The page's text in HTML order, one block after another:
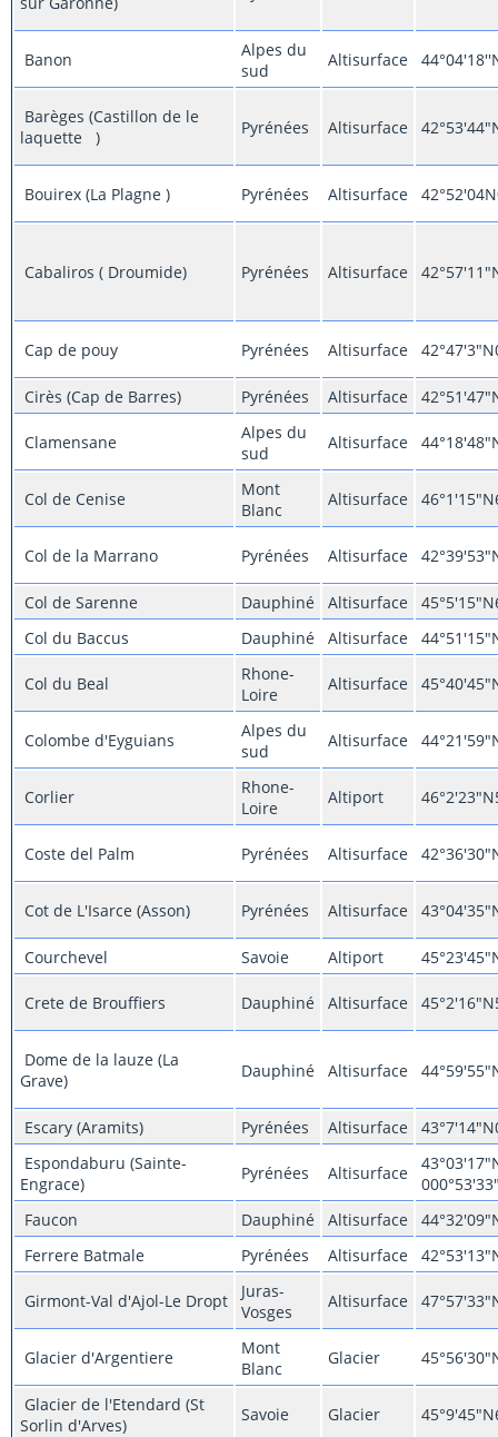
Banon
Alpes du
sud
Altisurface
Barèges (Castillon de le
laquette )
Pyrénées Altisurface
Bouirex (La Plagne ) Pyrénées Altisurface
Cabaliros ( Droumide) Pyrénées Altisurface
Cap de pouy Pyrénées Altisurface
Cirès (Cap de Barres) Pyrénées Altisurface
Clamensane
Alpes du
sud
Altisurface
Col de Cenise
Mont
Blanc
Altisurface
Col de la Marrano Pyrénées Altisurface
Col de Sarenne Dauphiné Altisurface
Col du Baccus
Dauphiné Altisurface
Col du Beal
Rhone-
Loire
Altisurface
Colombe d'Eyguians
Alpes du
sud
Altisurface
Corlier
Rhone-
Loire
Altiport
Coste del Palm Pyrénées Altisurface
Cot de L'Isarce (Asson) Pyrénées Altisurface
Courchevel Savoie Altiport
Crete de Brouffiers Dauphiné Altisurface
Dome de la lauze (La
Grave)
Dauphiné Altisurface
Escary (Aramits) Pyrénées Altisurface
Espondaburu (Sainte-
Engrace)
Pyrénées Altisurface
Faucon
Dauphiné Altisurface
Ferrere Batmale
Pyrénées Altisurface
Girmont-Val d'Ajol-Le Dropt
Juras-
Vosges
Altisurface
Glacier d'Argentiere
Mont
Blanc
Glacier
Glacier de l'Etendard (St
Sorlin d'Arves)
Savoie Glacier